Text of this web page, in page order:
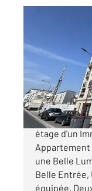
BEZONS,
étage d'un
une Belle
Belle Entrée,
équipée, Deux